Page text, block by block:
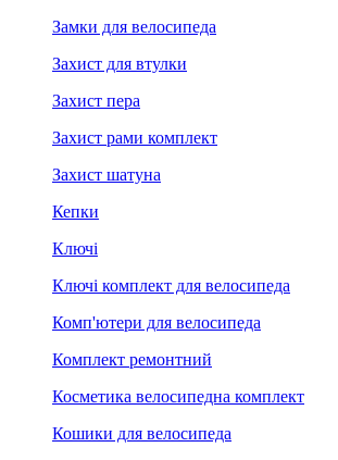
Замки для велосипеда
Захист для втулки
Захист пера
Захист рами комплект
Захист шатуна
Кепки
Ключі
Ключі комплект для велосипеда
Комп'ютери для велосипеда
Комплект ремонтний
Косметика велосипедна комплект
Кошики для велосипеда